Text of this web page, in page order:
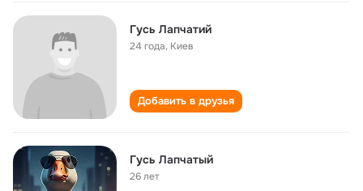
Гусь Лапчатий
24 года, Киев
Добавить в друзья
Гусь Лапчатый
26 лет